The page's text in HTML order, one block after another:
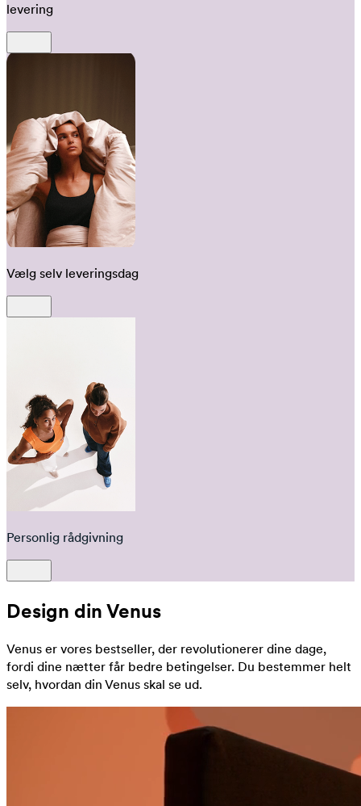
levering
Vælg selv leveringsdag
Personlig rådgivning
Design din Venus
Venus er vores bestseller, der revolutionerer dine dage,
fordi dine nætter får bedre betingelser. Du bestemmer helt
selv, hvordan din Venus skal se ud.